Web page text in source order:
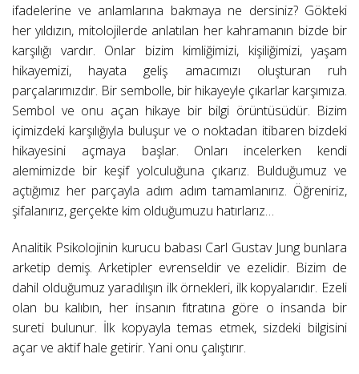
ifadelerine ve anlamlarına bakmaya ne dersiniz? Gökteki
her yıldızın, mitolojilerde anlatılan her kahramanın bizde bir
karşılığı vardır. Onlar bizim kimliğimizi, kişiliğimizi, yaşam
hikayemizi, hayata geliş amacımızı oluşturan ruh
parçalarımızdır. Bir sembolle, bir hikayeyle çıkarlar karşımıza.
Sembol ve onu açan hikaye bir bilgi örüntüsüdür. Bizim
içimizdeki karşılığıyla buluşur ve o noktadan itibaren bizdeki
hikayesini açmaya başlar. Onları incelerken kendi
alemimizde bir keşif yolculuğuna çıkarız. Bulduğumuz ve
açtığımız her parçayla adım adım tamamlanırız. Öğreniriz,
şifalanırız, gerçekte kim olduğumuzu hatırlarız…
Analitik Psikolojinin kurucu babası Carl Gustav Jung bunlara
arketip demiş. Arketipler evrenseldir ve ezelidir. Bizim de
dahil olduğumuz yaradılışın ilk örnekleri, ilk kopyalarıdır. Ezeli
olan bu kalıbın, her insanın fıtratına göre o insanda bir
sureti bulunur. İlk kopyayla temas etmek, sizdeki bilgisini
açar ve aktif hale getirir. Yani onu çalıştırır.